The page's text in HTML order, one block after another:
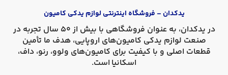
یدکدان – فروشگاه اینترنتی لوازم یدکی کامیون
در یدکدان
، به عنوان فروشگاهی با بیش از 50 سال تجربه در
صنعت لوازم یدکی کامیون‌های اروپایی، هدف ما تأمین
قطعات اصلی و با کیفیت برای کامیون‌های ولوو، رنو، داف،
اسکانیا است.